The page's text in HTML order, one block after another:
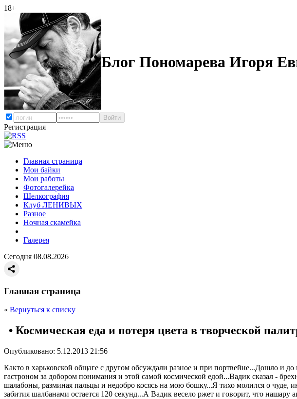
18+
Блог Пономарева Игоря
Регистрация
Главная страница
Мои байки
Мои работы
Фотогалерейка
Шелкография
Клуб ЛЕНИВЫХ
Разное
Ночная скамейка
Галерея
Сегодня 08.08.2026
Главная страница
« Вернуться к списку
• Космическая еда и потеря цвета в творческой
Опубликовано: 5.12.2013 21:56
Както в харьковской общаге с другом обсуждали разное и при портвейне...Дошло и
гастроном за добором понимания и этой самой космической едой...Вадик сказал -
шалабоны, разминая пальцы и недобро косясь на мою бошку...Я тихо молился о чуде,
забития шалбанами остается 120 секунд...А Вадик весело ржет и говорит, что